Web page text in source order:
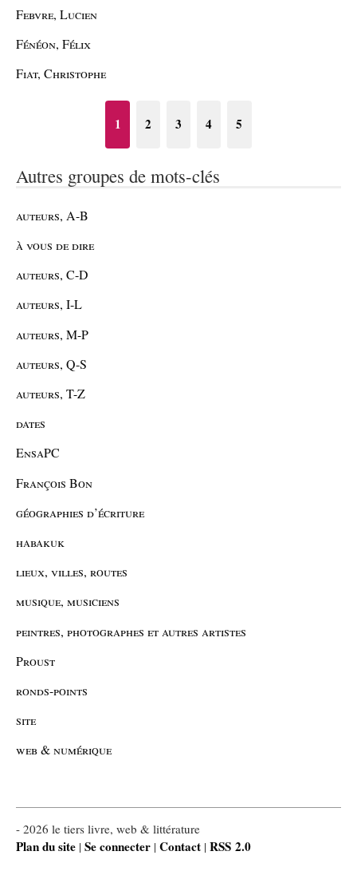
Febvre, Lucien
Fénéon, Félix
Fiat, Christophe
1 2 3 4 5
Autres groupes de mots-clés
auteurs, A-B
à vous de dire
auteurs, C-D
auteurs, I-L
auteurs, M-P
auteurs, Q-S
auteurs, T-Z
dates
EnsaPC
François Bon
géographies d’écriture
habakuk
lieux, villes, routes
musique, musiciens
peintres, photographes et autres artistes
Proust
ronds-points
site
web & numérique
- 2026 le tiers livre, web & littérature
Plan du site | Se connecter | Contact | RSS 2.0